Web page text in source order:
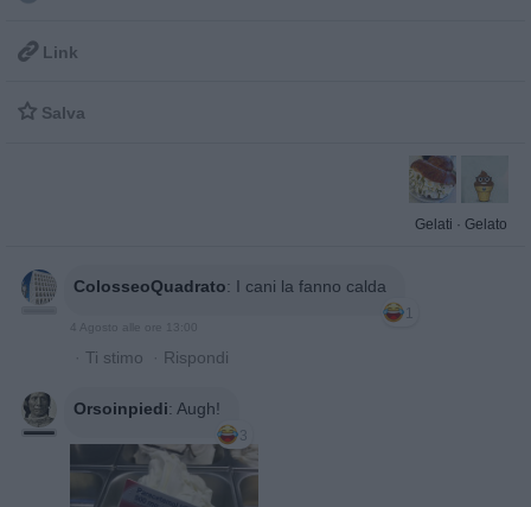
 Link
 Salva
Gelati · Gelato
ColosseoQuadrato: I cani la fanno calda
1
4 Agosto alle ore 13:00
· Ti stimo · Rispondi
Orsoinpiedi: Augh!
3